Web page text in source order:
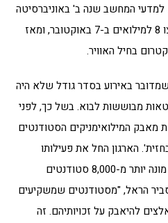
בן 26 וסטודנט למדעי המחשב שנה ב' באוניברסיטה
העברית שבירושלים. הוא גויס בצו 8 למילואים ב-7 באוקטובר, ומאז
בחיל האוויר.
באירוע בסדר גודל שלא היה
מבוששות לבוא. בשל כך, לפני
מאבק המילואימניקים הסטודנטים
הארגון החל את פעילותו
באוניברסיטה העברית, וכיום הוא מונה יותר מ-8,000 סטודנטים
הראל, "מסטודנטים שמשקיעים
להיאבק על זכויותיהם. זה